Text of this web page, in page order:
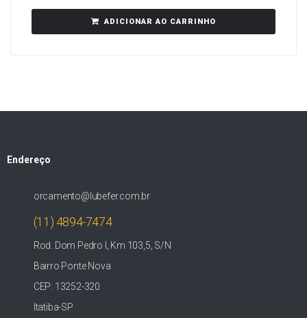
ADICIONAR AO CARRINHO
Endereço
orcamento@lubefer.com.br
(11) 4894-7474
Rod. Dom Pedro I, Km 103,5, S/N
Bairro Ponte Nova
CEP: 13252-320
Itatiba-SP